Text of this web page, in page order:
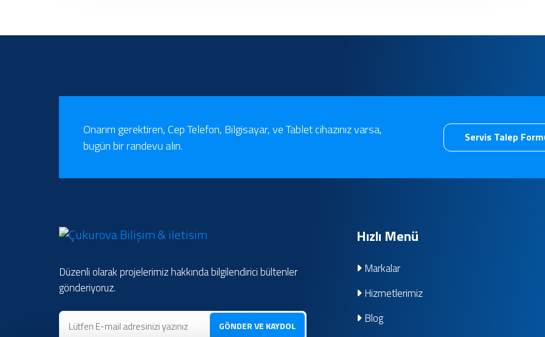
Onarım gerektiren, Cep Telefon, Bilgisayar, ve Tablet cihazınız varsa,
bugün bir randevu alın.
Servis Talep
Düzenli olarak projelerimiz hakkında bilgilendirici bültenler
gönderiyoruz.
GÖNDER VE KAYDOL
Hızlı Menü
Markalar
Hizmetlerimiz
Blog